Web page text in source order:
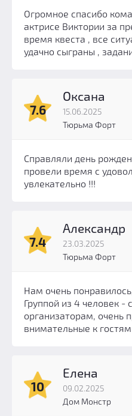
Огромное спасибо
актрисе Виктории за
время квеста , все
удачно сыграны ,
7.6
Оксана
15.06.2025
Тюрьма Форт
Справляли день
провели время с
увлекательно !!!
7.4
Александр
23.03.2025
Тюрьма Форт
Нам очень
Группой из 4 человек -
организаторам, очень
внимательные к гостям
10
Елена
09.02.2025
Дом Монстр